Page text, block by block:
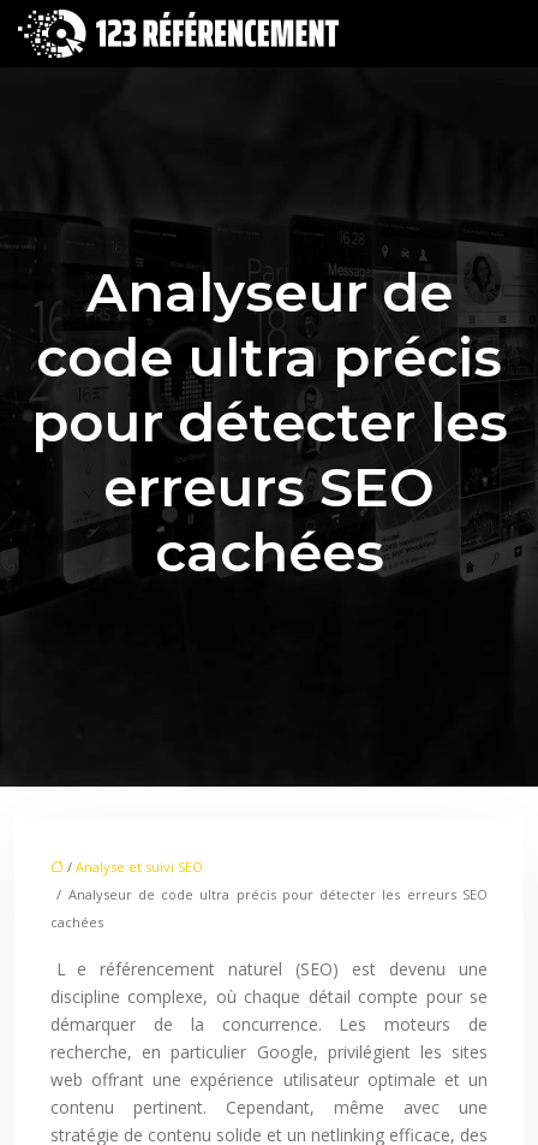
Analyseur de
code ultra précis
pour détecter les
erreurs SEO
cachées
/ Analyse et suivi SEO
/ Analyseur de code ultra précis pour détecter les erreurs SEO
cachées
Le référencement naturel (SEO) est devenu une
discipline complexe, où chaque détail compte pour se
démarquer de la concurrence. Les moteurs de
recherche, en particulier Google, privilégient les sites
web offrant une expérience utilisateur optimale et un
contenu pertinent. Cependant, même avec une
stratégie de contenu solide et un netlinking efficace, des